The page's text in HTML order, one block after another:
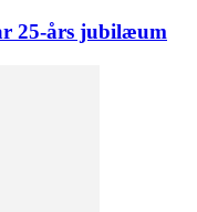
25-års jubilæum